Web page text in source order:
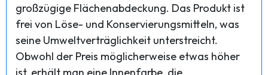
großzügige Flächenabdeckung. Das Produkt ist
frei von Löse- und Konservierungsmitteln, was
seine Umweltverträglichkeit unterstreicht.
Obwohl der Preis möglicherweise etwas höher